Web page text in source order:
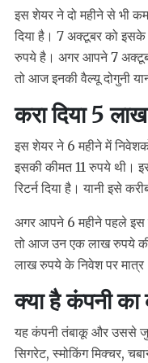
इस शेयर ने दो महीने से भी कम
दिया है। 7 अक्टूबर को
रुपये है। अगर आपने 7
तो आज इनकी वैल्यू दोगुनी
करा दिया 5
इस शेयर ने 6 महीने में
इसकी कीमत 11 रुपये थी।
रिटर्न दिया है। यानी इसे
अगर आपने 6 महीने पहले
तो आज उन एक लाख रुपये
लाख रुपये के निवेश पर मात्र
क्या है कंपनी का
यह कंपनी तंबाकू और उससे
सिगरेट, स्मोकिंग मिक्चर,